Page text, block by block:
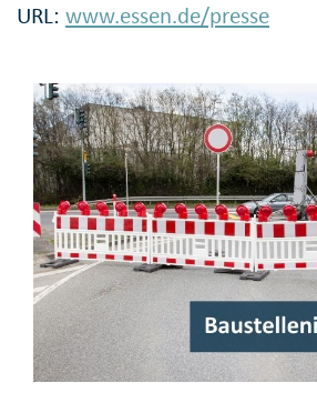
URL: www.essen.de/presse